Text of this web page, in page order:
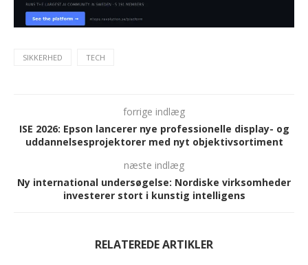
SIKKERHED TECH
forrige indlæg
ISE 2026: Epson lancerer nye professionelle display- og
uddannelsesprojektorer med nyt objektivsortiment
næste indlæg
Ny international undersøgelse: Nordiske virksomheder
investerer stort i kunstig intelligens
RELATEREDE ARTIKLER